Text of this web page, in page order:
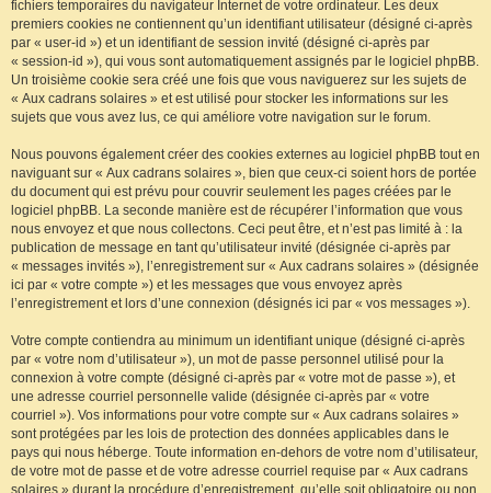
fichiers temporaires du navigateur Internet de votre ordinateur. Les deux
premiers cookies ne contiennent qu’un identifiant utilisateur (désigné ci-après
par « user-id ») et un identifiant de session invité (désigné ci-après par
« session-id »), qui vous sont automatiquement assignés par le logiciel phpBB.
Un troisième cookie sera créé une fois que vous naviguerez sur les sujets de
« Aux cadrans solaires » et est utilisé pour stocker les informations sur les
sujets que vous avez lus, ce qui améliore votre navigation sur le forum.
Nous pouvons également créer des cookies externes au logiciel phpBB tout en
naviguant sur « Aux cadrans solaires », bien que ceux-ci soient hors de portée
du document qui est prévu pour couvrir seulement les pages créées par le
logiciel phpBB. La seconde manière est de récupérer l’information que vous
nous envoyez et que nous collectons. Ceci peut être, et n’est pas limité à : la
publication de message en tant qu’utilisateur invité (désignée ci-après par
« messages invités »), l’enregistrement sur « Aux cadrans solaires » (désignée
ici par « votre compte ») et les messages que vous envoyez après
l’enregistrement et lors d’une connexion (désignés ici par « vos messages »).
Votre compte contiendra au minimum un identifiant unique (désigné ci-après
par « votre nom d’utilisateur »), un mot de passe personnel utilisé pour la
connexion à votre compte (désigné ci-après par « votre mot de passe »), et
une adresse courriel personnelle valide (désignée ci-après par « votre
courriel »). Vos informations pour votre compte sur « Aux cadrans solaires »
sont protégées par les lois de protection des données applicables dans le
pays qui nous héberge. Toute information en-dehors de votre nom d’utilisateur,
de votre mot de passe et de votre adresse courriel requise par « Aux cadrans